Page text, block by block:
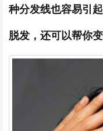
种分发线也容易引
脱发，还可以帮你